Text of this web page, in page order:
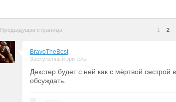
Предыдущая страница 1 2
BravoTheBest
Заслуженный зритель
Декстер будет с ней как с мёртвой
обсуждать.